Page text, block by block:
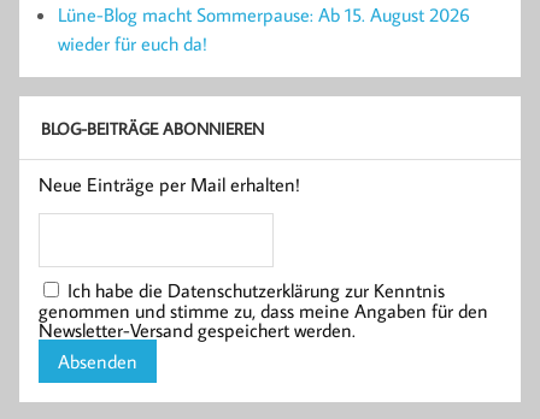
Lüne-Blog macht Sommerpause: Ab 15. August 2026
wieder für euch da!
BLOG-BEITRÄGE ABONNIEREN
Neue Einträge per Mail erhalten!
Ich habe die Datenschutzerklärung zur Kenntnis
genommen und stimme zu, dass meine Angaben für den
Newsletter-Versand gespeichert werden.